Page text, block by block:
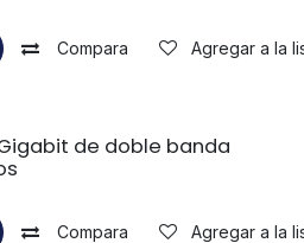
Compara Agregar a la
de doble banda
Compara Agregar a la